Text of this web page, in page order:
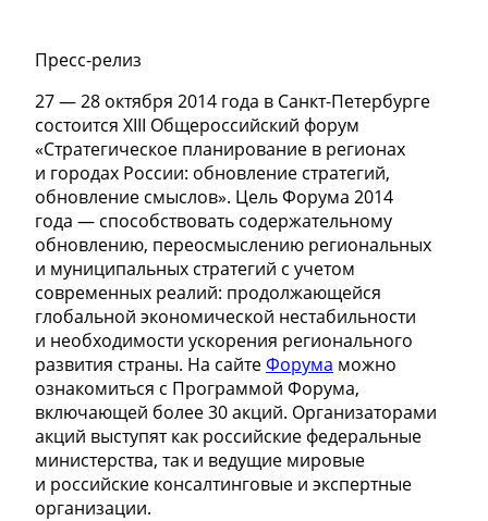
Пресс-релиз
27 — 28 октября 2014 года в Санкт-Петербурге
состоится ХIII Общероссийский форум
«Стратегическое планирование в регионах
и городах России: обновление стратегий,
обновление смыслов». Цель Форума 2014
года — способствовать содержательному
обновлению, переосмыслению региональных
и муниципальных стратегий с учетом
современных реалий: продолжающейся
глобальной экономической нестабильности
и необходимости ускорения регионального
развития страны. На сайтеФорума можно
ознакомиться с Программой Форума,
включающей более 30 акций. Организаторами
акций выступят как российские федеральные
министерства, так и ведущие мировые
и российские консалтинговые и экспертные
организации.